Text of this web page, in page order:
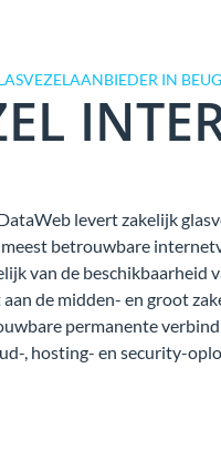
IN
levert zakelijk
betrouwbare
van de beschikbaarheid
de midden- en groot
permanente
, hosting- en security-